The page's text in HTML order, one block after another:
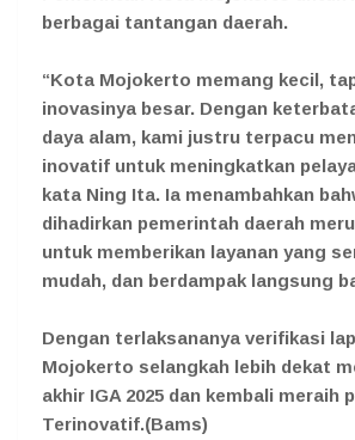
berbagai tantangan daerah.
“Kota Mojokerto memang kecil,
inovasinya besar. Dengan
daya alam, kami justru terpacu
inovatif untuk meningkatkan
kata Ning Ita. Ia menambahkan
dihadirkan pemerintah daerah
untuk memberikan layanan yang
mudah, dan berdampak langsung
Dengan terlaksananya verifikasi
Mojokerto selangkah lebih dekat
akhir IGA 2025 dan kembali meraih
Terinovatif.(Bams)